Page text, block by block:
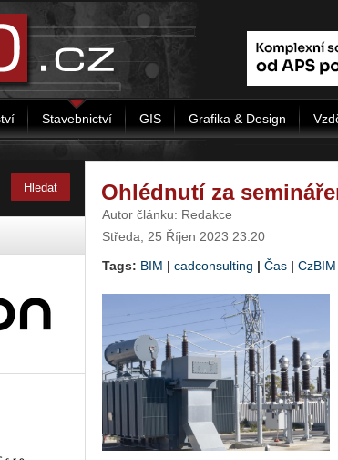
Stavebnictví GIS Grafika & Design
Ohlédnutí za
Autor článku: Redakce
Středa, 25 Říjen 2023 23:20
Tags: BIM | cad­con­sul­ting | Čas | CzBIM